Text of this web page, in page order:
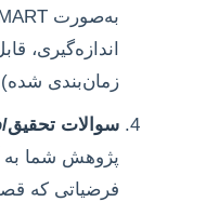
اندازه‌گیری،
زمان‌بندی
سوالات
پژوهش شما به
فرضیاتی که